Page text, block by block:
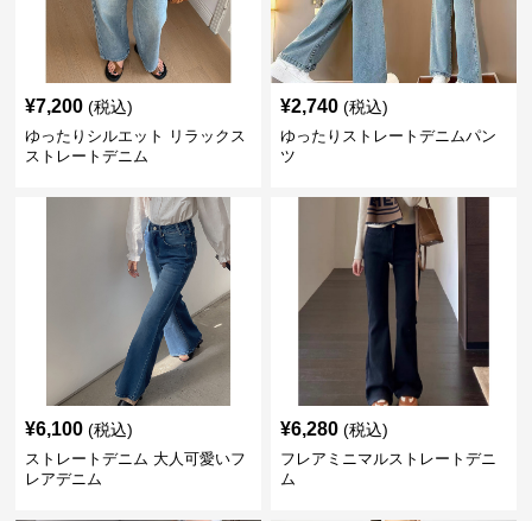
¥7,200 (税込)
ゆったりシルエット リラックス
ストレートデニム
¥2,740 (税込)
ゆったりストレートデニムパン
ツ
¥6,100 (税込)
ストレートデニム 大人可愛いフ
レアデニム
¥6,280 (税込)
フレアミニマルストレートデニ
ム